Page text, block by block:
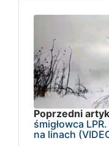
Poprzedni
śmigłowca
na linach